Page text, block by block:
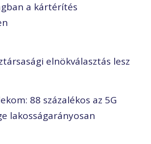
a kártérítés
elnökválasztás lesz
88 százalékos az 5G
lakosságarányosan